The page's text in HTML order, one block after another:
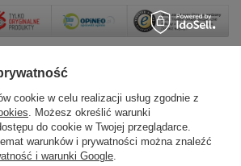
Zamówienia
Status zamówienia
Śledzenie przesyłki
cookie w celu realizacji usług zgodnie z
. Możesz określić warunki
do cookie w Twojej przeglądarce.
warunków i prywatności można znaleźć
i warunki Google.